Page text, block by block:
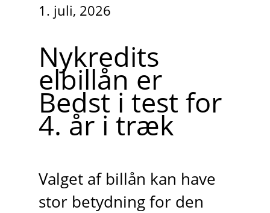
1. juli, 2026
Nykredits
elbillån er
Bedst i test for
4. år i træk
Valget af billån kan have
stor betydning for den